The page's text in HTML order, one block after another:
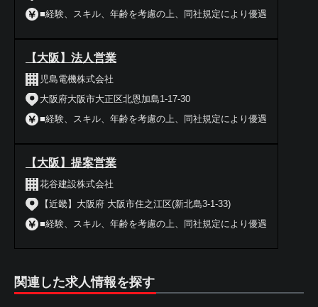
■経験、スキル、年齢を考慮の上、同社規定により優遇
【大阪】法人営業
児島電機株式会社
大阪府大阪市大正区北恩加島1-17-30
■経験、スキル、年齢を考慮の上、同社規定により優遇
【大阪】提案営業
花谷建設株式会社
【近畿】大阪府 大阪市住之江区(新北島3-1-33)
■経験、スキル、年齢を考慮の上、同社規定により優遇
関連した求人情報を探す